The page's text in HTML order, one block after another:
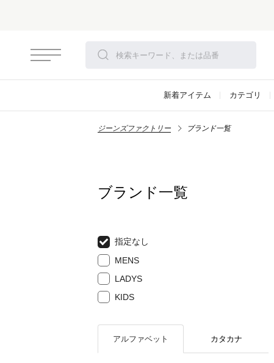
新着アイテム カテゴリ
ジーンズファクトリー ブランド一覧
ブランド一覧
指定なし
MENS
LADYS
KIDS
アルファベット カタカナ